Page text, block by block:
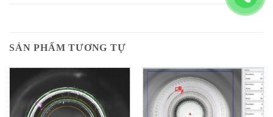
SẢN PHẨM TƯƠNG TỰ